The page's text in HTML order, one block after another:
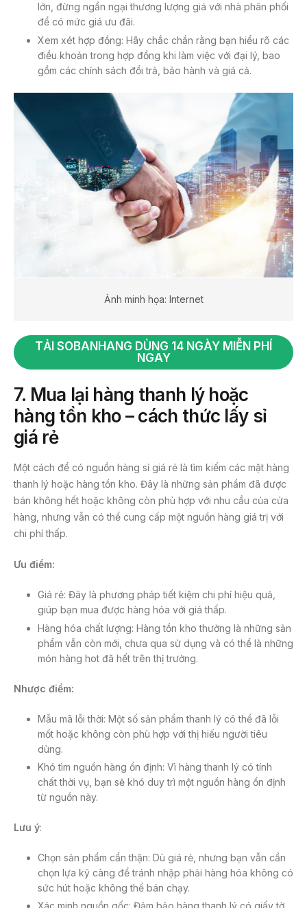
lớn, đừng ngần ngại thương lượng giá với nhà phân phối
để có mức giá ưu đãi.
Xem xét hợp đồng: Hãy chắc chắn rằng bạn hiểu rõ các
điều khoản trong hợp đồng khi làm việc với đại lý, bao
gồm các chính sách đổi trả, bảo hành và giá cả.
Ảnh minh họa: Internet
TẢI SOBANHANG DÙNG 14 NGÀY MIỄN PHÍ
NGAY
7. Mua lại hàng thanh lý hoặc
hàng tồn kho – cách thức lấy sỉ
giá rẻ
Một cách để có nguồn hàng sỉ giá rẻ là tìm kiếm các mặt hàng
thanh lý hoặc hàng tồn kho. Đây là những sản phẩm đã được
bán không hết hoặc không còn phù hợp với nhu cầu của cửa
hàng, nhưng vẫn có thể cung cấp một nguồn hàng giá trị với
chi phí thấp.
Ưu điểm:
Giá rẻ: Đây là phương pháp tiết kiệm chi phí hiệu quả,
giúp bạn mua được hàng hóa với giá thấp.
Hàng hóa chất lượng: Hàng tồn kho thường là những sản
phẩm vẫn còn mới, chưa qua sử dụng và có thể là những
món hàng hot đã hết trên thị trường.
Nhược điểm:
Mẫu mã lỗi thời: Một số sản phẩm thanh lý có thể đã lỗi
mốt hoặc không còn phù hợp với thị hiếu người tiêu
dùng.
Khó tìm nguồn hàng ổn định: Vì hàng thanh lý có tính
chất thời vụ, bạn sẽ khó duy trì một nguồn hàng ổn định
từ nguồn này.
Lưu ý:
Chọn sản phẩm cẩn thận: Dù giá rẻ, nhưng bạn vẫn cần
chọn lựa kỹ càng để tránh nhập phải hàng hóa không có
sức hút hoặc không thể bán chạy.
Xác minh nguồn gốc: Đảm bảo hàng thanh lý có giấy tờ